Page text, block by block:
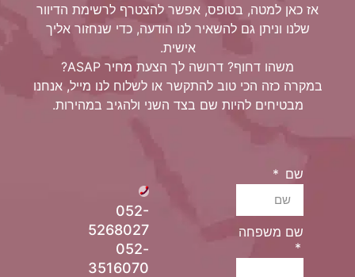
אז כאן למטה, בטופס, אפשר להצטרף לרשימת הדיוור
שלנו וניתן גם להשאיר לנו הודעה, כדי שנחזור אליך
אישית.
משהו דחוף? דרושה לך הצעת מחיר ASAP?
במקרה כזה הכי טוב להתקשר או לשלוח לנו מייל, אנחנו
מבטיחים להיות שם בצד השני ולהגיב במהירות.
שם
שם משפחה
052-
5268027
052-
3516070